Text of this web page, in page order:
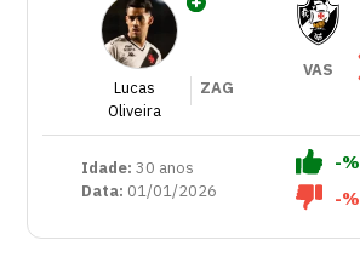
Lucas
Oliveira
ZAG
VAS
Idade: 30 anos
Data: 01/01/2026
-%
-%